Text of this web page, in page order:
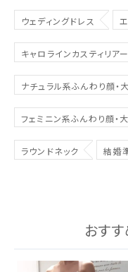
ウェディングドレス
キャロラインカスティリア
ナチュラル系ふんわり顔・
フェミニン系ふんわり顔・
ラウンドネック 結婚
おす